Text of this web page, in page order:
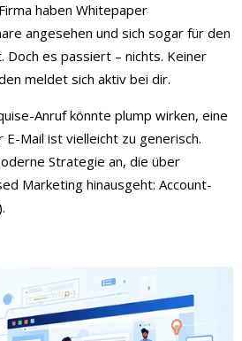
haben Whitepaper
angesehen und sich sogar für den
es passiert – nichts. Keiner
meldet sich aktiv bei dir.
Anruf könnte plump wirken, eine
Mail ist vielleicht zu generisch.
Strategie an, die über
Marketing hinausgeht: Account-